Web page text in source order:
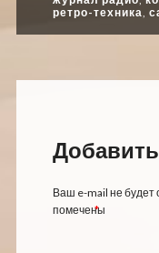
ретро-техника,
Ваш e-mail не будет
помечены
*